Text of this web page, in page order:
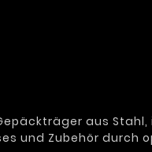
aus Stahl,
und Zubehör durch